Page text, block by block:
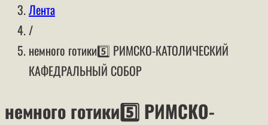
Лента
/
немного готики5️⃣ РИМСКО-КАТОЛИЧЕСКИЙ
КАФЕДРАЛЬНЫЙ СОБОР
немного готики5️⃣ РИМСКО-